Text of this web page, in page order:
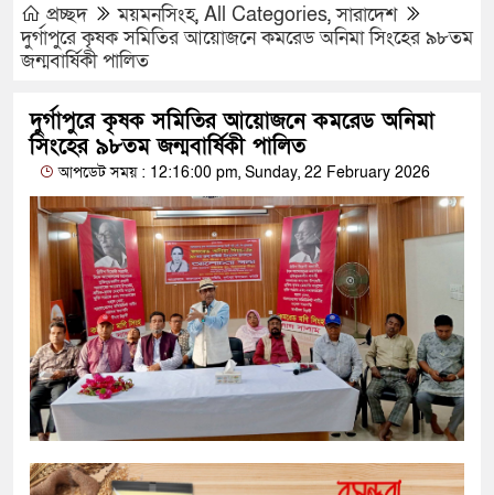
প্রচ্ছদ ময়মনসিংহ, All Categories,সারাদেশ
দুর্গাপুরে কৃষক সমিতির আয়োজনে কমরেড অনিমা সিংহের ৯৮তম
জন্মবার্ষিকী পালিত
দুর্গাপুরে কৃষক সমিতির আয়োজনে কমরেড অনিমা
সিংহের ৯৮তম জন্মবার্ষিকী পালিত
আপডেট সময় : 12:16:00 pm, Sunday, 22 February 2026